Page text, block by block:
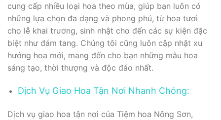
cung cấp nhiều loại hoa theo mùa, giúp bạn luôn có
những lựa chọn đa dạng và phong phú, từ hoa tươi
cho lễ khai trương, sinh nhật cho đến các sự kiện đặc
biệt như đám tang. Chúng tôi cũng luôn cập nhật xu
hướng hoa mới, mang đến cho bạn những mẫu hoa
sáng tạo, thời thượng và độc đáo nhất.
Dịch Vụ Giao Hoa Tận Nơi Nhanh Chóng:
Dịch vụ giao hoa tận nơi của Tiệm hoa Nông Sơn,